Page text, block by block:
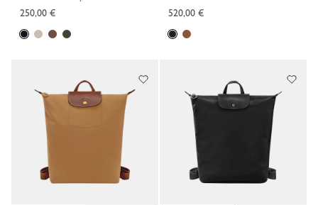
250,00 €
520,00 €